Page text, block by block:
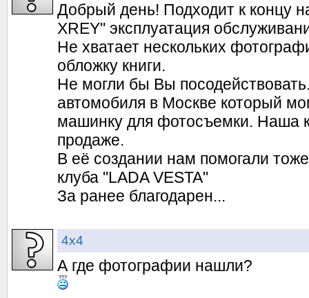
Добрый день! Подходит к концу
XREY" эксплуатация
Не хватает нескольких
обложку книги.
Не могли бы Вы
автомобиля в Москве который
машинку для фотосъемки. Наша
продаже.
В её создании нам помогали
клуба "LADA VESTA"
За ранее благодарен...
4х4
А где фотографии нашли?